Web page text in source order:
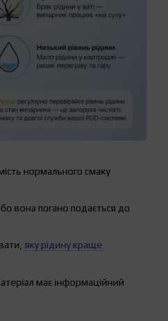
нормального смаку
вона погано подається до
яку рідину краще
має інформаційний